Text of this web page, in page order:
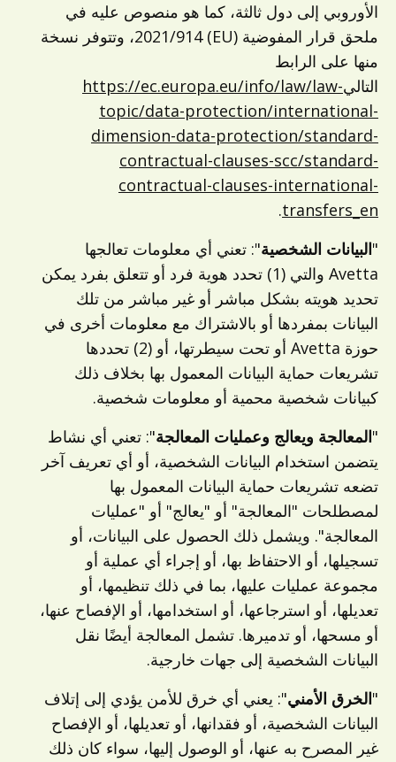
الأوروبي إلى دول ثالثة، كما هو منصوص عليه في
ملحق قرار المفوضية (EU) 2021/914، وتتوفر نسخة
منها على الرابط
التاليhttps://ec.europa.eu/info/law/law-
topic/data-protection/international-
dimension-data-protection/standard-
contractual-clauses-scc/standard-
contractual-clauses-international-
transfers_en
.
"البيانات الشخصية": تعني أي معلومات تعالجها
Avetta والتي (1) تحدد هوية فرد أو تتعلق بفرد يمكن
تحديد هويته بشكل مباشر أو غير مباشر من تلك
البيانات بمفردها أو بالاشتراك مع معلومات أخرى في
حوزة Avetta أو تحت سيطرتها، أو (2) تحددها
تشريعات حماية البيانات المعمول بها بخلاف ذلك
كبيانات شخصية محمية أو معلومات شخصية.
"المعالجة ويعالج وعمليات المعالجة": تعني أي نشاط
يتضمن استخدام البيانات الشخصية، أو أي تعريف آخر
تضعه تشريعات حماية البيانات المعمول بها
لمصطلحات "المعالجة" أو "يعالج" أو "عمليات
المعالجة". ويشمل ذلك الحصول على البيانات، أو
تسجيلها، أو الاحتفاظ بها، أو إجراء أي عملية أو
مجموعة عمليات عليها، بما في ذلك تنظيمها، أو
تعديلها، أو استرجاعها، أو استخدامها، أو الإفصاح عنها،
أو مسحها، أو تدميرها. تشمل المعالجة أيضًا نقل
البيانات الشخصية إلى جهات خارجية.
"الخرق الأمني": يعني أي خرق للأمن يؤدي إلى إتلاف
البيانات الشخصية، أو فقدانها، أو تعديلها، أو الإفصاح
غير المصرح به عنها، أو الوصول إليها، سواء كان ذلك